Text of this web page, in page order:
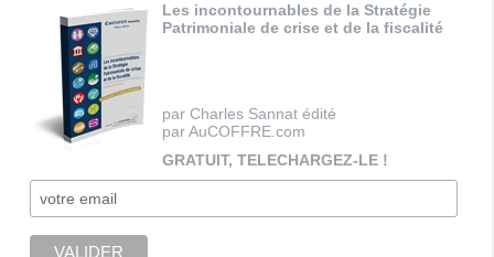
Les incontournables de la Stratégie
Patrimoniale de crise et de la fiscalité
par Charles Sannat édité
par AuCOFFRE.com
GRATUIT, TELECHARGEZ-LE !